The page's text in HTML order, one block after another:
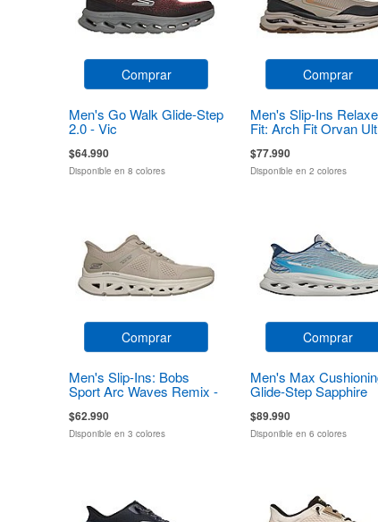
Comprar
Men's Go Walk Glide-Step
2.0 - Vic
$64.990
Disponible en 8 colores
Comprar
Men's Slip-Ins
Fit: Arch Fit Orvan
$77.990
Disponible en 2 colores
Comprar
Men's Slip-Ins: Bobs
Sport Arc Waves Remix -
Feel Grounded
$62.990
Disponible en 3 colores
Comprar
Men's Max
Glide-Step Sapphire
$89.990
Disponible en 6 colores